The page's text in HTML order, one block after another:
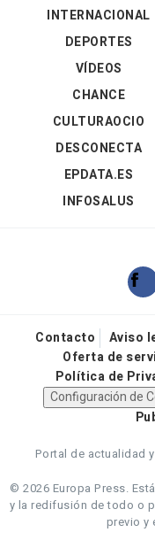
INTERNACIONAL
DEPORTES
VÍDEOS
CHANCE
CULTURAOCIO
DESCONECTA
EPDATA.ES
INFOSALUS
Contacto Aviso
Oferta de
Política de
Configuración de
Portal de actualidad
© 2026 Europa Press.
y la redifusión de todo o
previo y